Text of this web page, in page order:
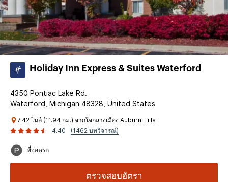
Holiday Inn Express & Suites Waterford
4350 Pontiac Lake Rd.
Waterford, Michigan 48328, United States
7.42 ไมล์ (11.94 กม.) จากใจกลางเมือง Auburn Hills
4.40
(1462 บทวิจารณ์)
ที่จอดรถ
ตรวจสอบอัตรา